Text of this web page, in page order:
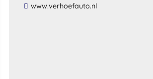
​www​.​verhoefauto​.​nl​